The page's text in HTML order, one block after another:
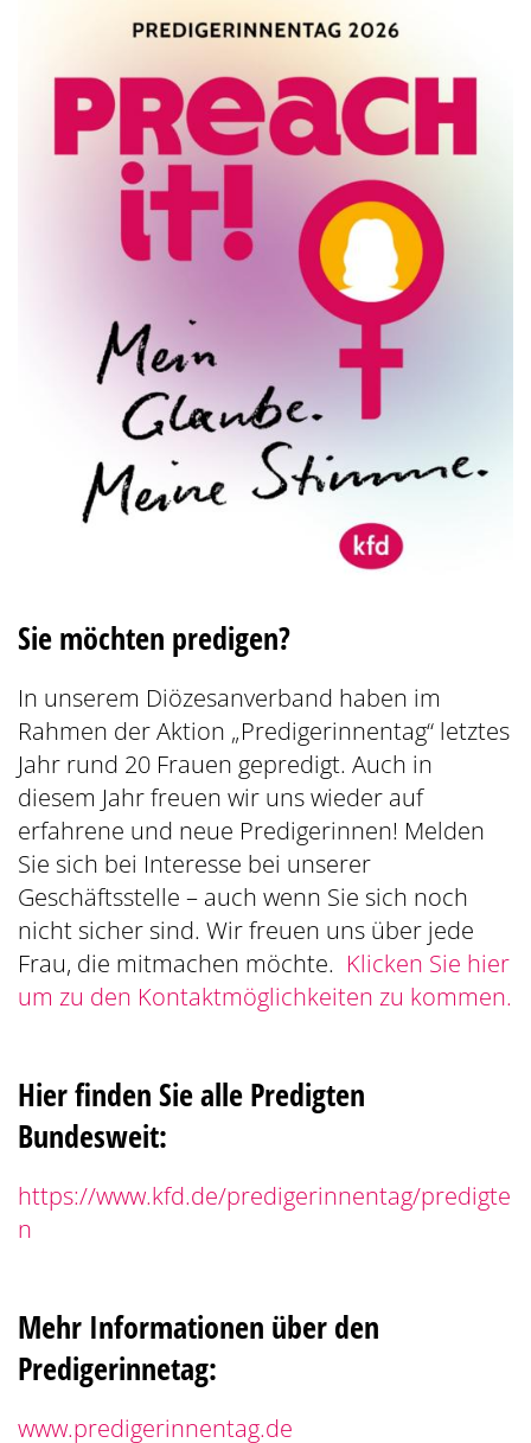
Sie möchten predigen?
In unserem Diözesanverband haben im
Rahmen der Aktion „Predigerinnentag“ letztes
Jahr rund 20 Frauen gepredigt. Auch in
diesem Jahr freuen wir uns wieder auf
erfahrene und neue Predigerinnen! Melden
Sie sich bei Interesse bei unserer
Geschäftsstelle – auch wenn Sie sich noch
nicht sicher sind. Wir freuen uns über jede
Frau, die mitmachen möchte. Klicken Sie hier
um zu den Kontaktmöglichkeiten zu kommen.
Hier finden Sie alle Predigten
Bundesweit:
https://www.kfd.de/predigerinnentag/predigte
n
Mehr Informationen über den
Predigerinnetag:
www.predigerinnentag.de